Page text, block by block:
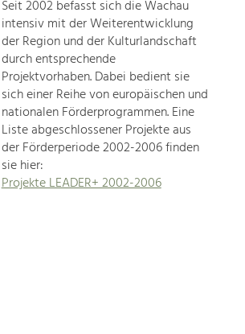
in
unserer
Region
ist
sehr
vielfältig.
Deshalb
geben
wir
hier
Seit 2002 befasst sich die Wachau
intensiv mit der Weiterentwicklung
der Region und der Kulturlandschaft
durch entsprechende
Projektvorhaben. Dabei bedient sie
sich einer Reihe von europäischen und
nationalen Förderprogrammen. Eine
Liste abgeschlossener Projekte aus
der Förderperiode 2002-2006 finden
sie hier:
Projekte LEADER+ 2002-2006